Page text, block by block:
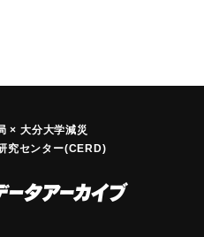
× 大分大学減災
究センター(CERD)